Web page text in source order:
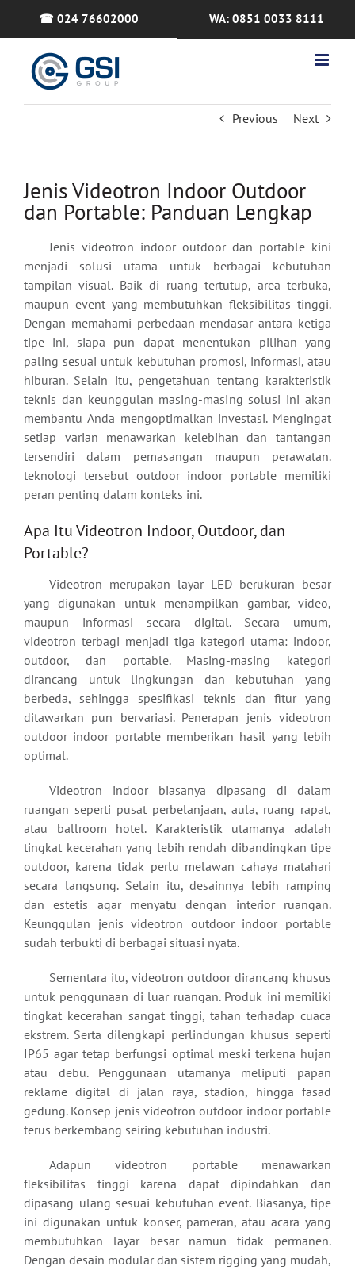
☎ 024 76602000 WA: 0851 0033 8111
Previous Next
Jenis Videotron Indoor Outdoor
dan Portable: Panduan Lengkap
Jenis videotron indoor outdoor dan portable kini
menjadi solusi utama untuk berbagai kebutuhan
tampilan visual. Baik di ruang tertutup, area terbuka,
maupun event yang membutuhkan fleksibilitas tinggi.
Dengan memahami perbedaan mendasar antara ketiga
tipe ini, siapa pun dapat menentukan pilihan yang
paling sesuai untuk kebutuhan promosi, informasi, atau
hiburan. Selain itu, pengetahuan tentang karakteristik
teknis dan keunggulan masing-masing solusi ini akan
membantu Anda mengoptimalkan investasi. Mengingat
setiap varian menawarkan kelebihan dan tantangan
tersendiri dalam pemasangan maupun perawatan.
teknologi tersebut outdoor indoor portable memiliki
peran penting dalam konteks ini.
Apa Itu Videotron Indoor, Outdoor, dan
Portable?
Videotron merupakan layar LED berukuran besar
yang digunakan untuk menampilkan gambar, video,
maupun informasi secara digital. Secara umum,
videotron terbagi menjadi tiga kategori utama: indoor,
outdoor, dan portable. Masing-masing kategori
dirancang untuk lingkungan dan kebutuhan yang
berbeda, sehingga spesifikasi teknis dan fitur yang
ditawarkan pun bervariasi. Penerapan jenis videotron
outdoor indoor portable memberikan hasil yang lebih
optimal.
Videotron indoor biasanya dipasang di dalam
ruangan seperti pusat perbelanjaan, aula, ruang rapat,
atau ballroom hotel. Karakteristik utamanya adalah
tingkat kecerahan yang lebih rendah dibandingkan tipe
outdoor, karena tidak perlu melawan cahaya matahari
secara langsung. Selain itu, desainnya lebih ramping
dan estetis agar menyatu dengan interior ruangan.
Keunggulan jenis videotron outdoor indoor portable
sudah terbukti di berbagai situasi nyata.
Sementara itu, videotron outdoor dirancang khusus
untuk penggunaan di luar ruangan. Produk ini memiliki
tingkat kecerahan sangat tinggi, tahan terhadap cuaca
ekstrem. Serta dilengkapi perlindungan khusus seperti
IP65 agar tetap berfungsi optimal meski terkena hujan
atau debu. Penggunaan utamanya meliputi papan
reklame digital di jalan raya, stadion, hingga fasad
gedung. Konsep jenis videotron outdoor indoor portable
terus berkembang seiring kebutuhan industri.
Adapun videotron portable menawarkan
fleksibilitas tinggi karena dapat dipindahkan dan
dipasang ulang sesuai kebutuhan event. Biasanya, tipe
ini digunakan untuk konser, pameran, atau acara yang
membutuhkan layar besar namun tidak permanen.
Dengan desain modular dan sistem rigging yang mudah,